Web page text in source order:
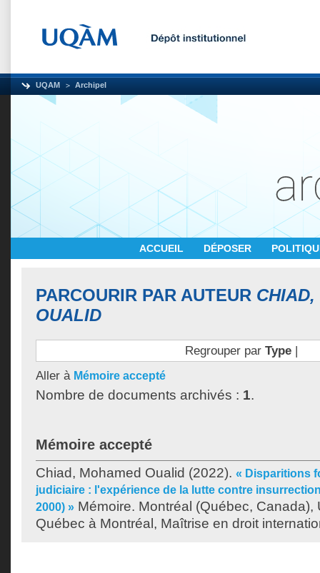
UQAM Archipel
ACCUEIL DÉPOSER
PARCOURIR PAR AUTEUR
OUALID
Regrouper par Type|
Aller à Mémoire accepté
Nombre de documents archivés : 1.
Mémoire accepté
Chiad, Mohamed Oualid (2022). « Disparitions
judiciaire : l'expérience de la lutte contre
2000) » Mémoire. Montréal (Québec, Canada),
Québec à Montréal, Maîtrise en droit